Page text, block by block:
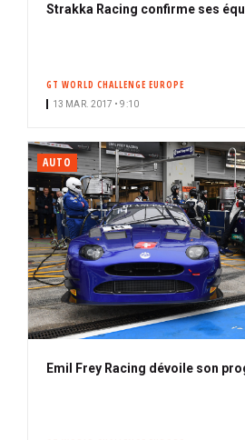
Strakka Racing confirme ses
GT WORLD CHALLENGE EUROPE
13 MAR. 2017 • 9:10
AUTO
Emil Frey Racing dévoile son